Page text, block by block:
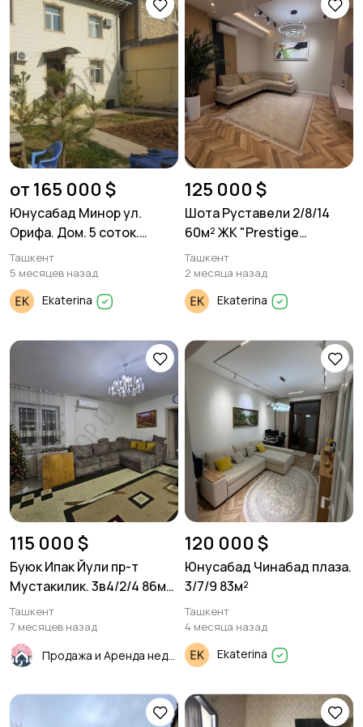
от 165 000 $
Юнусабад Минор ул.
Орифа. Дом. 5 соток.
200м²
Ташкент
5 месяцев назад
Ekaterina
125 000 $
Шота Руставели 2/8/14
60м² ЖК "Prestige
Gardens"
Ташкент
2 месяца назад
Ekaterina
115 000 $
Буюк Ипак Йули пр-т
Мустакилик. 3в4/2/4 86м².
Кирпич.
Ташкент
7 месяцев назад
120 000 $
Юнусабад Чинабад плаза.
3/7/9 83м²
Ташкент
4 месяца назад
Ekaterina